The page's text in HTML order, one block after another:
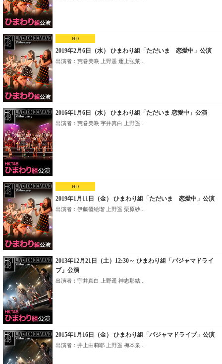
HD
2019年2月6日（水） ひまわり組「ただいま 恋愛中」公演
出演者：荒巻美咲 上野遥 運上弘菜...
2016年1月6日（水） ひまわり組「ただいま 恋愛中」公演
出演者：荒巻美咲 宇井真白 上野遥...
HD
2019年1月11日（金） ひまわり組「ただいま 恋愛中」公演
出演者：伊藤優絵瑠 上野遥 栗原紗...
2013年12月21日（土）12:30～ ひまわり組「パジャマドライ
ブ」公演
出演者：宇井真白 上野遥 神志那結...
2015年1月16日（金） ひまわり組「パジャマドライブ」公演
出演者：井上由莉耶 上野遥 梅本泉...